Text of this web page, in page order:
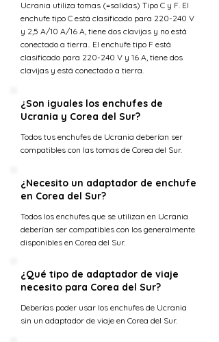
Ucrania utiliza tomas (=salidas) Tipo C y F. El
enchufe tipo C está clasificado para 220-240 V
y 2,5 A/10 A/16 A, tiene dos clavijas y no está
conectado a tierra.. El enchufe tipo F está
clasificado para 220-240 V y 16 A, tiene dos
clavijas y está conectado a tierra.
¿Son iguales los enchufes de
Ucrania y Corea del Sur?
Todos tus enchufes de Ucrania deberían ser
compatibles con las tomas de Corea del Sur.
¿Necesito un adaptador de enchufe
en Corea del Sur?
Todos los enchufes que se utilizan en Ucrania
deberían ser compatibles con los generalmente
disponibles en Corea del Sur.
¿Qué tipo de adaptador de viaje
necesito para Corea del Sur?
Deberías poder usar los enchufes de Ucrania
sin un adaptador de viaje en Corea del Sur.